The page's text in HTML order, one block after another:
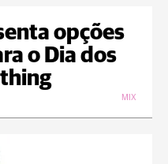
opções
o Dia dos
MIX